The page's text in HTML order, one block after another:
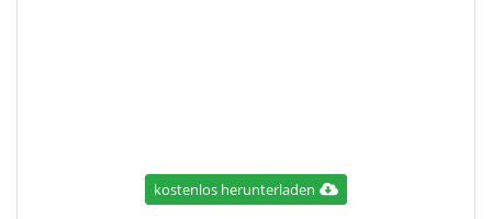
kostenlos herunterladen